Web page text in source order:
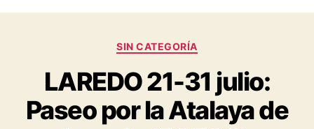
SIN CATEGORÍA
LAREDO 21-31 julio:
Paseo por la Atalaya de